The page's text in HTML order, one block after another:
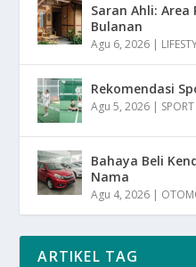
Saran Ahli: Area
Bulanan
Agu 6, 2026 |
Rekomendasi
Agu 5, 2026 | SPORT
Bahaya Beli
Nama
Agu 4, 2026 |
ARTIKEL TAG